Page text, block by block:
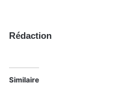
Rédaction
Similaire